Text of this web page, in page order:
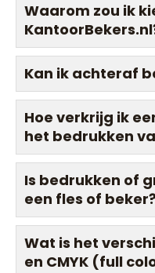
Waarom zou ik
Kan ik achteraf
Hoe verkrijg ik
het bedrukken
Is bedrukken of
een fles of beker?
Wat is het
en CMYK (full